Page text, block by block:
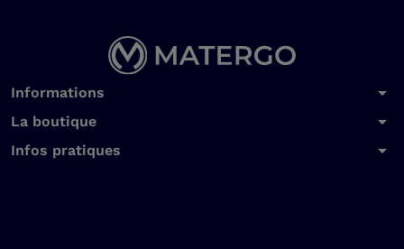
Informations arrow_drop_down
La boutique arrow_drop_down
Infos pratiques arrow_drop_down